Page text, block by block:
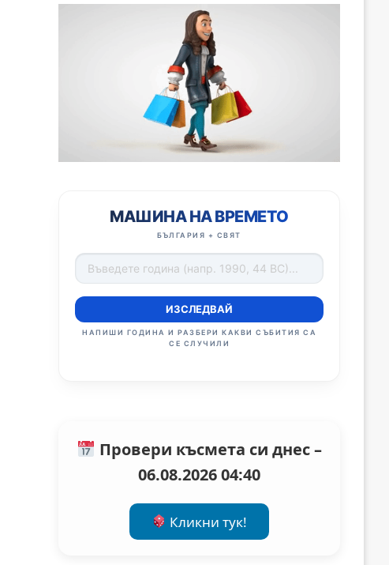
МАШИНА НА ВРЕМЕТО
БЪЛГАРИЯ + СВЯТ
ИЗСЛЕДВАЙ
НАПИШИ ГОДИНА И РАЗБЕРИ КАКВИ СЪБИТИЯ СА
СЕ СЛУЧИЛИ
Провери късмета си днес –
06.08.2026 04:40
Кликни тук!